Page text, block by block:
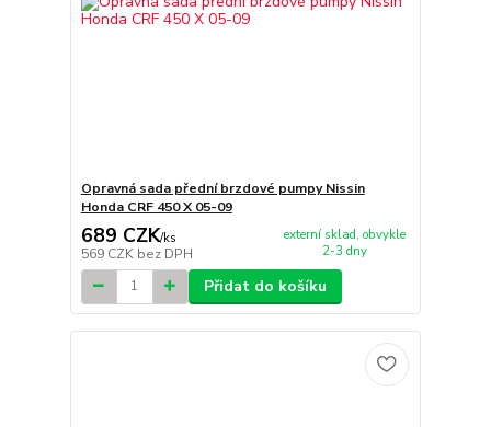
Opravná sada přední brzdové pumpy Nissin
Honda CRF 450 X 05-09
689 CZK/ks
569 CZK bez DPH
externí sklad, obvykle
2-3 dny
Přidat do košíku